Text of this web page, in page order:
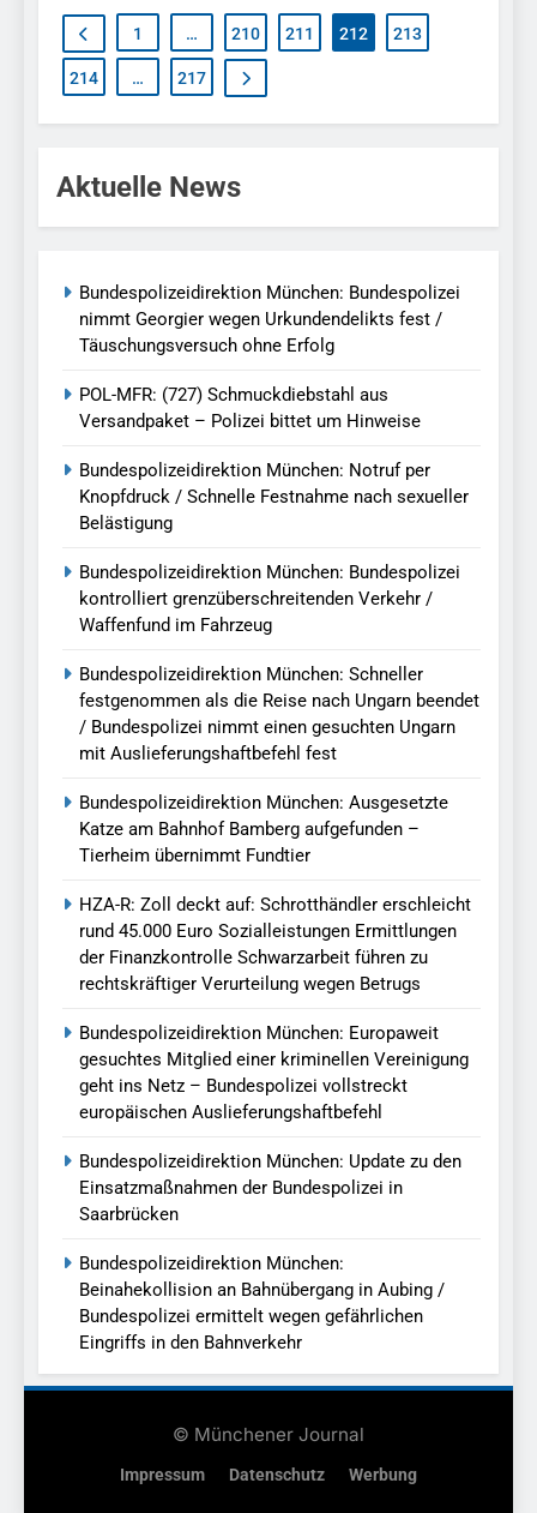
1 … 210 211 212 213
214 … 217
Aktuelle News
Bundespolizeidirektion München: Bundespolizei
nimmt Georgier wegen Urkundendelikts fest /
Täuschungsversuch ohne Erfolg
POL-MFR: (727) Schmuckdiebstahl aus
Versandpaket – Polizei bittet um Hinweise
Bundespolizeidirektion München: Notruf per
Knopfdruck / Schnelle Festnahme nach sexueller
Belästigung
Bundespolizeidirektion München: Bundespolizei
kontrolliert grenzüberschreitenden Verkehr /
Waffenfund im Fahrzeug
Bundespolizeidirektion München: Schneller
festgenommen als die Reise nach Ungarn beendet
/ Bundespolizei nimmt einen gesuchten Ungarn
mit Auslieferungshaftbefehl fest
Bundespolizeidirektion München: Ausgesetzte
Katze am Bahnhof Bamberg aufgefunden –
Tierheim übernimmt Fundtier
HZA-R: Zoll deckt auf: Schrotthändler erschleicht
rund 45.000 Euro Sozialleistungen Ermittlungen
der Finanzkontrolle Schwarzarbeit führen zu
rechtskräftiger Verurteilung wegen Betrugs
Bundespolizeidirektion München: Europaweit
gesuchtes Mitglied einer kriminellen Vereinigung
geht ins Netz – Bundespolizei vollstreckt
europäischen Auslieferungshaftbefehl
Bundespolizeidirektion München: Update zu den
Einsatzmaßnahmen der Bundespolizei in
Saarbrücken
Bundespolizeidirektion München:
Beinahekollision an Bahnübergang in Aubing /
Bundespolizei ermittelt wegen gefährlichen
Eingriffs in den Bahnverkehr
© Münchener Journal
Impressum Datenschutz Werbung